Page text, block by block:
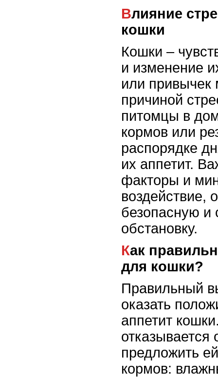
Влияние стресса на аппетит
кошки
Кошки –
и изменение
или привычек
причиной
питомцы в
кормов или
распорядке
их аппетит.
факторы и
воздействие,
безопасную и
обстановку.
Как правильно подобрать корм
для кошки?
Правильный
оказать
аппетит
отказывается
предложить
кормов: